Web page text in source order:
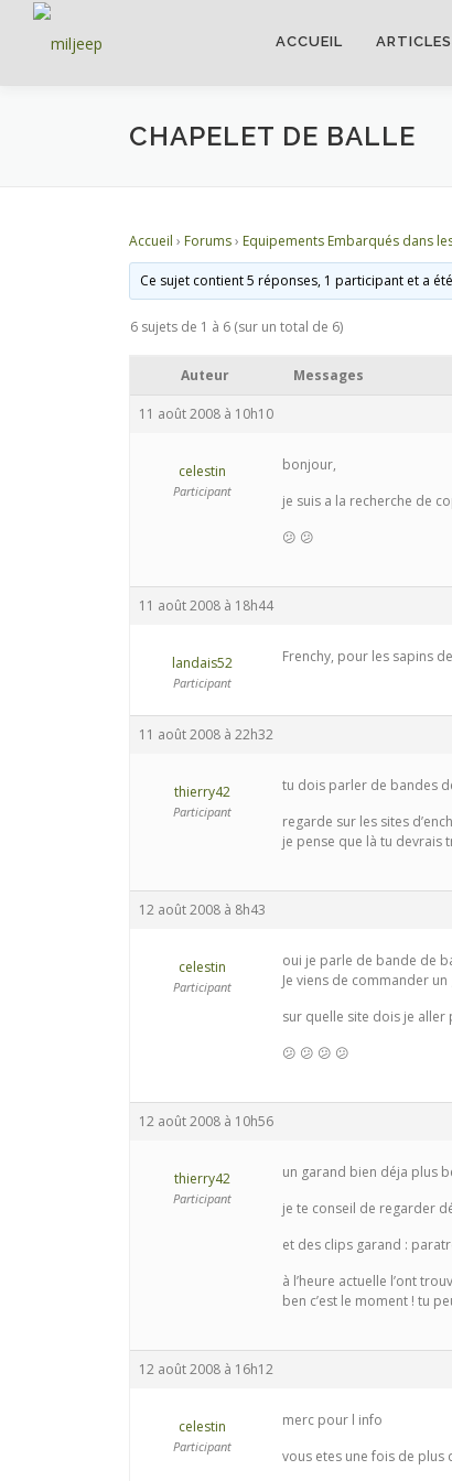
ACCUEIL ARTICLES
CHAPELET DE BALLE
Accueil › Forums› Equipements Embarqués dans
Ce sujet contient 5 réponses, 1 participant et a
6 sujets de 1 à 6 (sur un total de 6)
Auteur Messages
11 août 2008 à 10h10
celestin
Participant
bonjour,
je suis a la recherche de
😕 😕
11 août 2008 à 18h44
landais52
Participant
Frenchy, pour les sapins
11 août 2008 à 22h32
thierry42
Participant
tu dois parler de bandes
regarde sur les sites
je pense que là tu devrais
12 août 2008 à 8h43
celestin
Participant
oui je parle de bande de
Je viens de commander
sur quelle site dois je aller
😕 😕 😕 😕
12 août 2008 à 10h56
thierry42
Participant
un garand bien déja plus
je te conseil de regarder
et des clips garand :
à l’heure actuelle l’ont
ben c’est le moment ! tu
12 août 2008 à 16h12
celestin
Participant
merc pour l info
vous etes une fois de plus